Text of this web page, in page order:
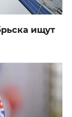
ищут